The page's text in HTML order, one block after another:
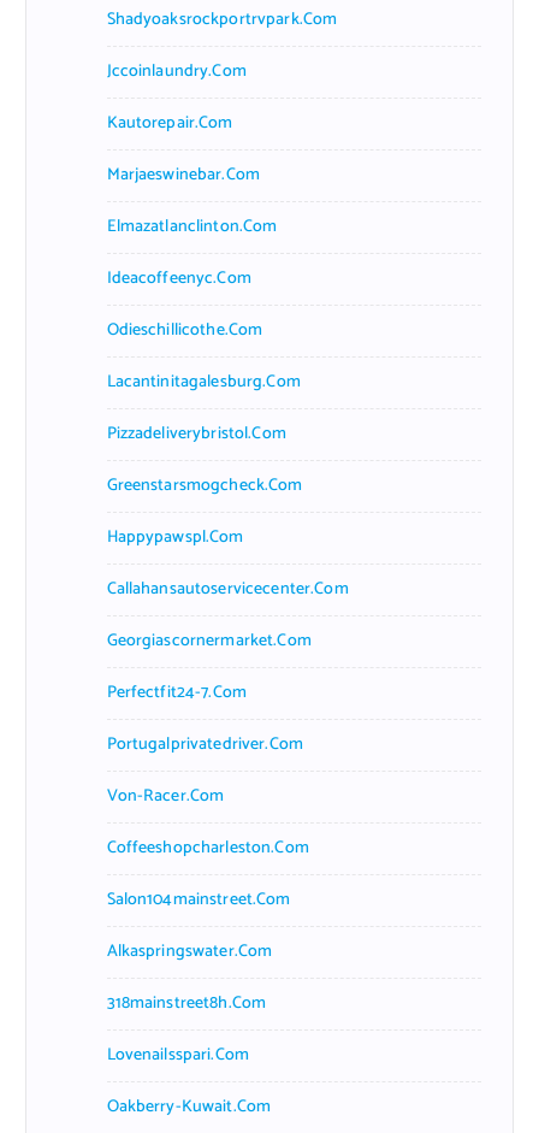
Shadyoaksrockportrvpark.com
Jccoinlaundry.com
Kautorepair.com
Marjaeswinebar.com
Elmazatlanclinton.com
Ideacoffeenyc.com
Odieschillicothe.com
Lacantinitagalesburg.com
Pizzadeliverybristol.com
Greenstarsmogcheck.com
Happypawspl.com
Callahansautoservicecenter.com
Georgiascornermarket.com
Perfectfit24-7.com
Portugalprivatedriver.com
Von-Racer.com
Coffeeshopcharleston.com
Salon104mainstreet.com
Alkaspringswater.com
318mainstreet8h.com
Lovenailsspari.com
Oakberry-Kuwait.com